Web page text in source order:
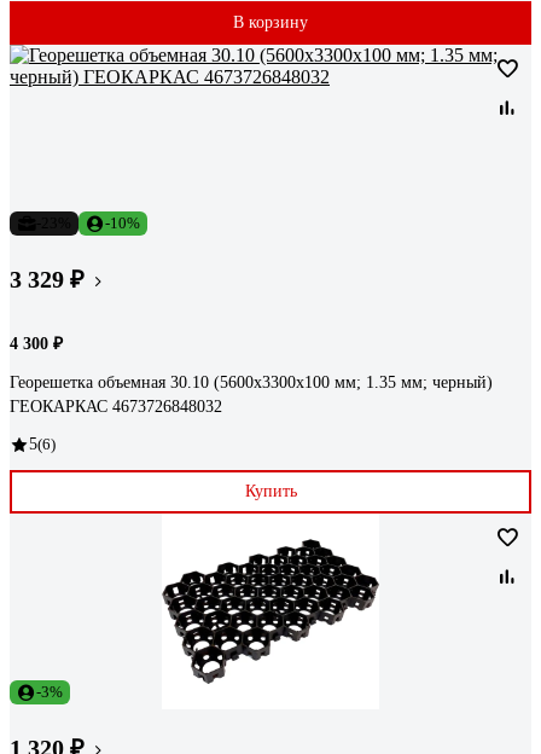
В корзину
-10%
3 329 ₽
4 300 ₽
Георешетка объемная 30.10 (5600х3300х100 мм; 1.35 мм; черный)
ГЕОКАРКАС 4673726848032
5(6)
Купить
-3%
1 320 ₽